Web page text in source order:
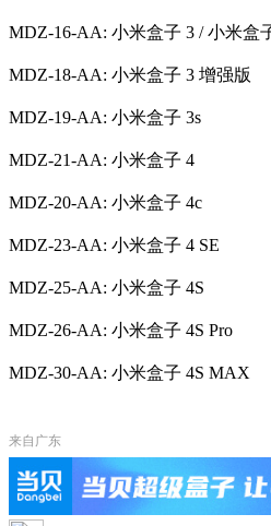
MDZ-16-AA: 小米盒子 3 / 小米盒
MDZ-18-AA: 小米盒子 3 增强版
MDZ-19-AA: 小米盒子 3s
MDZ-21-AA: 小米盒子 4
MDZ-20-AA: 小米盒子 4c
MDZ-23-AA: 小米盒子 4 SE
MDZ-25-AA: 小米盒子 4S
MDZ-26-AA: 小米盒子 4S Pro
MDZ-30-AA: 小米盒子 4S MAX
来自广东